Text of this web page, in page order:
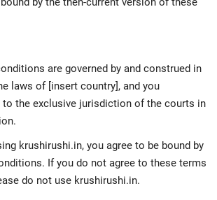
are governed by and construed in
laws of [insert country], and you
to the exclusive jurisdiction of the courts in
krushirushi.in, you agree to be bound by
If you do not agree to these terms
do not use krushirushi.in.